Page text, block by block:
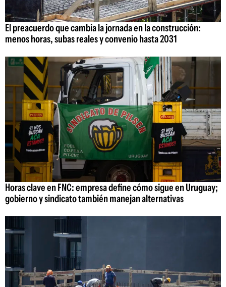
El preacuerdo que cambia la jornada en la construcción:
menos horas, subas reales y convenio hasta 2031
Horas clave en FNC: empresa define cómo sigue en Uruguay;
gobierno y sindicato también manejan alternativas